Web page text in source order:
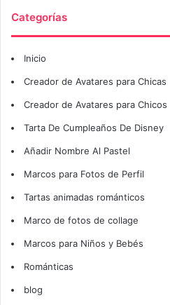
Categorías
Inicio
Creador de Avatares para Chicas
Creador de Avatares para Chicos
Tarta De Cumpleaños De Disney
Añadir Nombre Al Pastel
Marcos para Fotos de Perfil
Tartas animadas románticos
Marco de fotos de collage
Marcos para Niños y Bebés
Románticas
blog